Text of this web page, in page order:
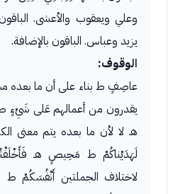
وعلي ويعقوب والأعشى.
يزيد وعباس. الباقون بالإضافة.
الوقوف:
عاصِفٍ ط بناء على أن ما بعده
يقدرون من أعمالهم عَلى شَيْءٍ
هـ لا لأن ما بعده يتم معنى
لَهَدَيْناكُمْ ط مَحِيصٍ هـ
لاختلاف الجملتين أَنْفُسَكُمْ ط